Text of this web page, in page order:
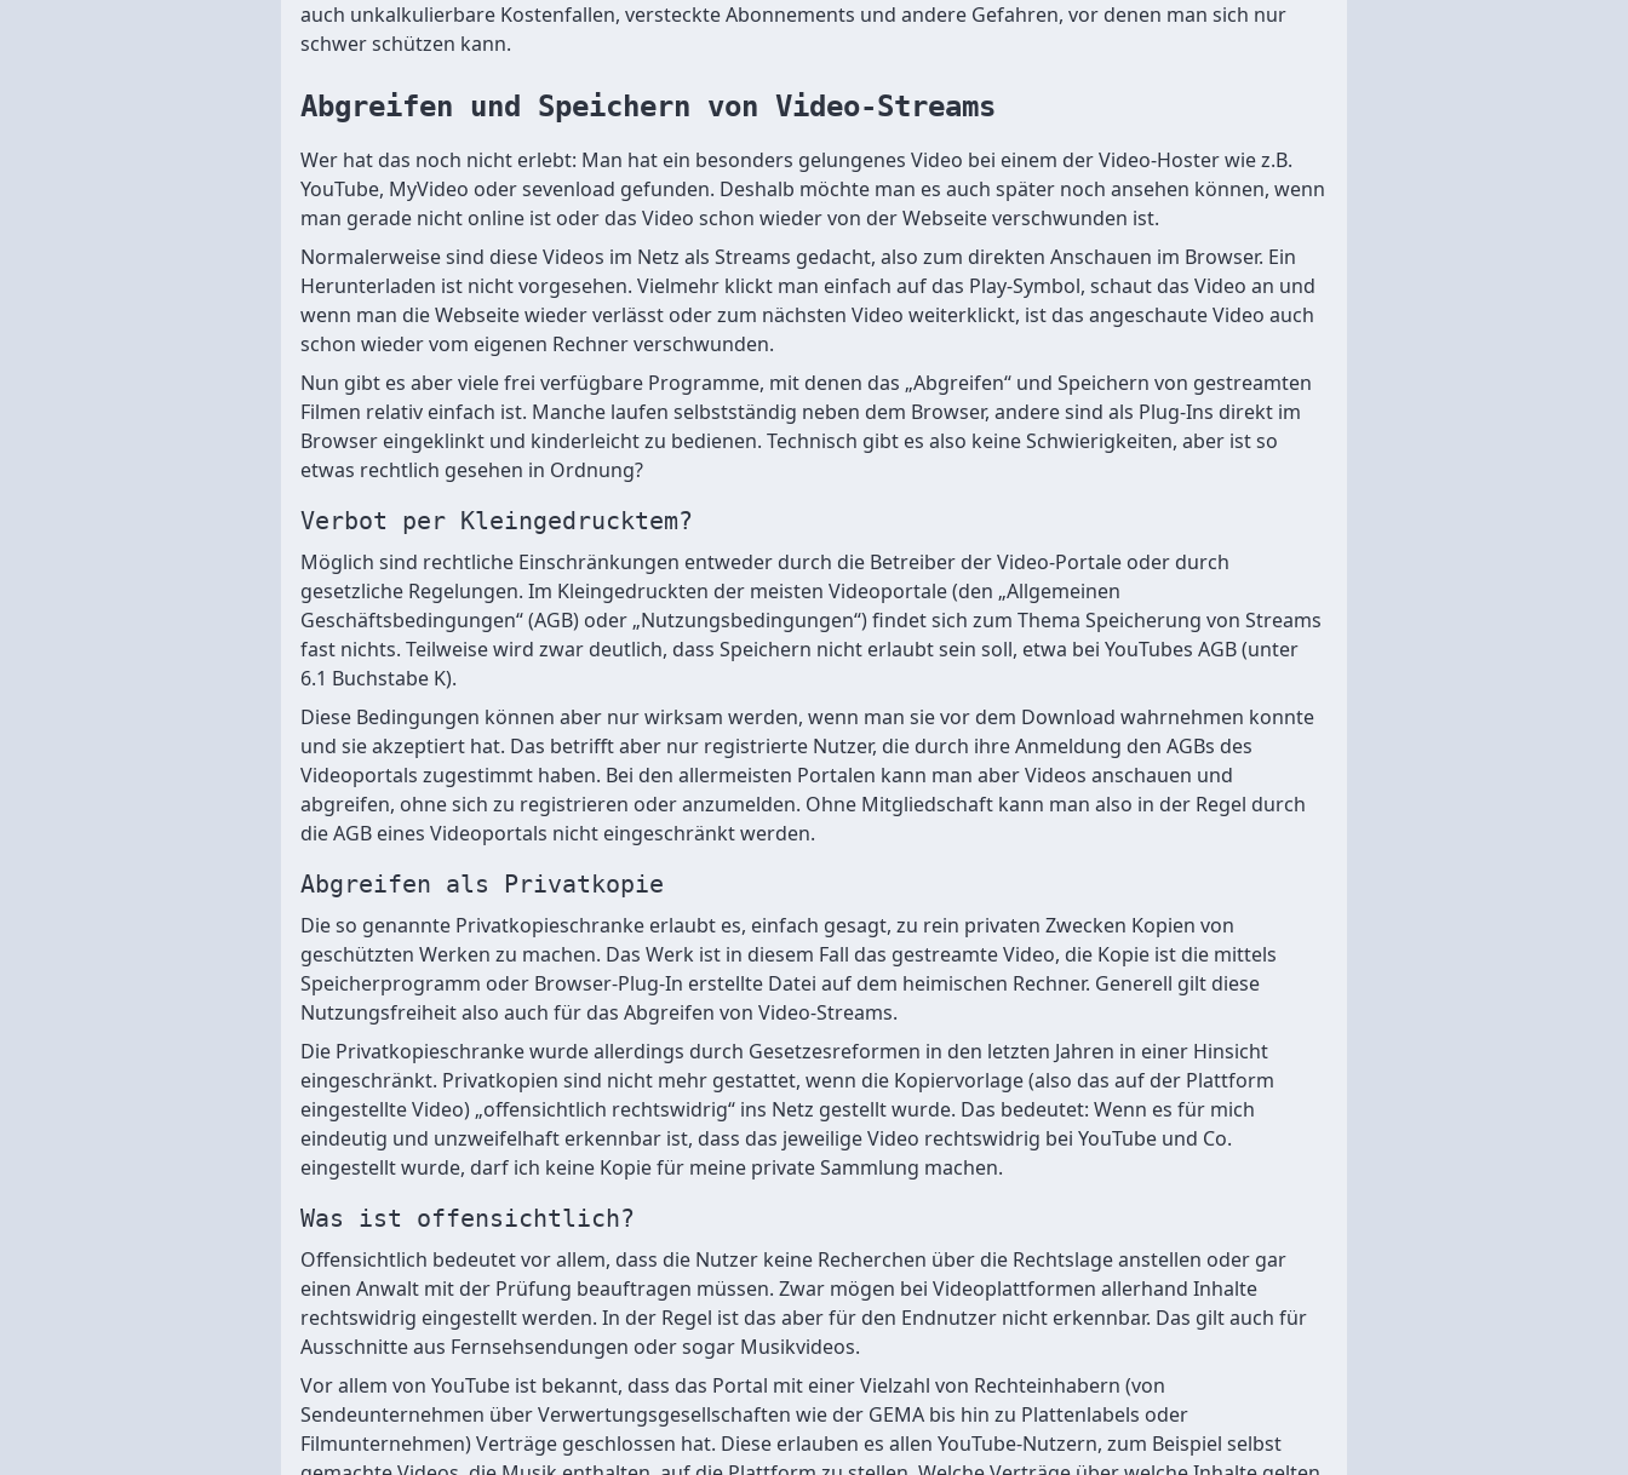
auch unkalkulierbare Kostenfallen, versteckte Abonnements und andere Gefahren, vor denen man sich nur
schwer schützen kann.
Abgreifen und Speichern von Video-Streams
Wer hat das noch nicht erlebt: Man hat ein besonders gelungenes Video bei einem der Video-Hoster wie z.B.
YouTube, MyVideo oder sevenload gefunden. Deshalb möchte man es auch später noch ansehen können, wenn
man gerade nicht online ist oder das Video schon wieder von der Webseite verschwunden ist.
Normalerweise sind diese Videos im Netz als Streams gedacht, also zum direkten Anschauen im Browser. Ein
Herunterladen ist nicht vorgesehen. Vielmehr klickt man einfach auf das Play-Symbol, schaut das Video an und
wenn man die Webseite wieder verlässt oder zum nächsten Video weiterklickt, ist das angeschaute Video auch
schon wieder vom eigenen Rechner verschwunden.
Nun gibt es aber viele frei verfügbare Programme, mit denen das „Abgreifen“ und Speichern von gestreamten
Filmen relativ einfach ist. Manche laufen selbstständig neben dem Browser, andere sind als Plug-Ins direkt im
Browser eingeklinkt und kinderleicht zu bedienen. Technisch gibt es also keine Schwierigkeiten, aber ist so
etwas rechtlich gesehen in Ordnung?
Verbot per Kleingedrucktem?
Möglich sind rechtliche Einschränkungen entweder durch die Betreiber der Video-Portale oder durch
gesetzliche Regelungen. Im Kleingedruckten der meisten Videoportale (den „Allgemeinen
Geschäftsbedingungen“ (AGB) oder „Nutzungsbedingungen“) findet sich zum Thema Speicherung von Streams
fast nichts. Teilweise wird zwar deutlich, dass Speichern nicht erlaubt sein soll, etwa bei YouTubes AGB (unter
6.1 Buchstabe K).
Diese Bedingungen können aber nur wirksam werden, wenn man sie vor dem Download wahrnehmen konnte
und sie akzeptiert hat. Das betrifft aber nur registrierte Nutzer, die durch ihre Anmeldung den AGBs des
Videoportals zugestimmt haben. Bei den allermeisten Portalen kann man aber Videos anschauen und
abgreifen, ohne sich zu registrieren oder anzumelden. Ohne Mitgliedschaft kann man also in der Regel durch
die AGB eines Videoportals nicht eingeschränkt werden.
Abgreifen als Privatkopie
Die so genannte Privatkopieschranke erlaubt es, einfach gesagt, zu rein privaten Zwecken Kopien von
geschützten Werken zu machen. Das Werk ist in diesem Fall das gestreamte Video, die Kopie ist die mittels
Speicherprogramm oder Browser-Plug-In erstellte Datei auf dem heimischen Rechner. Generell gilt diese
Nutzungsfreiheit also auch für das Abgreifen von Video-Streams.
Die Privatkopieschranke wurde allerdings durch Gesetzesreformen in den letzten Jahren in einer Hinsicht
eingeschränkt. Privatkopien sind nicht mehr gestattet, wenn die Kopiervorlage (also das auf der Plattform
eingestellte Video) „offensichtlich rechtswidrig“ ins Netz gestellt wurde. Das bedeutet: Wenn es für mich
eindeutig und unzweifelhaft erkennbar ist, dass das jeweilige Video rechtswidrig bei YouTube und Co.
eingestellt wurde, darf ich keine Kopie für meine private Sammlung machen.
Was ist offensichtlich?
Offensichtlich bedeutet vor allem, dass die Nutzer keine Recherchen über die Rechtslage anstellen oder gar
einen Anwalt mit der Prüfung beauftragen müssen. Zwar mögen bei Videoplattformen allerhand Inhalte
rechtswidrig eingestellt werden. In der Regel ist das aber für den Endnutzer nicht erkennbar. Das gilt auch für
Ausschnitte aus Fernsehsendungen oder sogar Musikvideos.
Vor allem von YouTube ist bekannt, dass das Portal mit einer Vielzahl von Rechteinhabern (von
Sendeunternehmen über Verwertungsgesellschaften wie der GEMA bis hin zu Plattenlabels oder
Filmunternehmen) Verträge geschlossen hat. Diese erlauben es allen YouTube-Nutzern, zum Beispiel selbst